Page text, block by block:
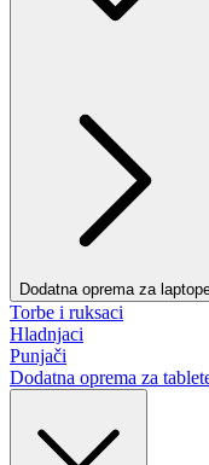
Dodatna oprema za
Torbe i ruksaci
Hladnjaci
Punjači
Dodatna oprema za